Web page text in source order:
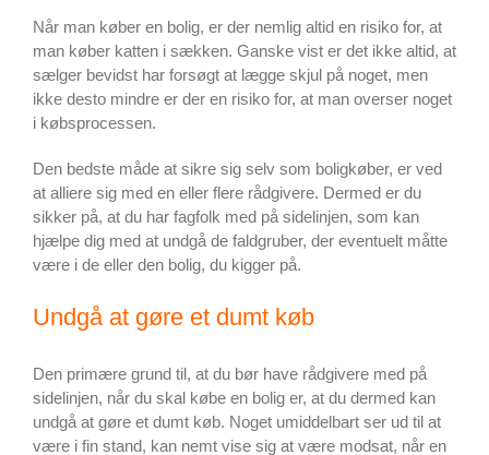
Når man køber en bolig, er der nemlig altid en risiko for, at
man køber katten i sækken. Ganske vist er det ikke altid, at
sælger bevidst har forsøgt at lægge skjul på noget, men
ikke desto mindre er der en risiko for, at man overser noget
i købsprocessen.
Den bedste måde at sikre sig selv som boligkøber, er ved
at alliere sig med en eller flere rådgivere. Dermed er du
sikker på, at du har fagfolk med på sidelinjen, som kan
hjælpe dig med at undgå de faldgruber, der eventuelt måtte
være i de eller den bolig, du kigger på.
Undgå at gøre et dumt køb
Den primære grund til, at du bør have rådgivere med på
sidelinjen, når du skal købe en bolig er, at du dermed kan
undgå at gøre et dumt køb. Noget umiddelbart ser ud til at
være i fin stand, kan nemt vise sig at være modsat, når en